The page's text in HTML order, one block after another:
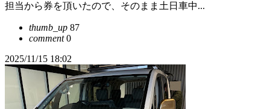
担当から券を頂いたので、そのまま土日車中...
thumb_up 87
comment0
2025/11/15 18:02